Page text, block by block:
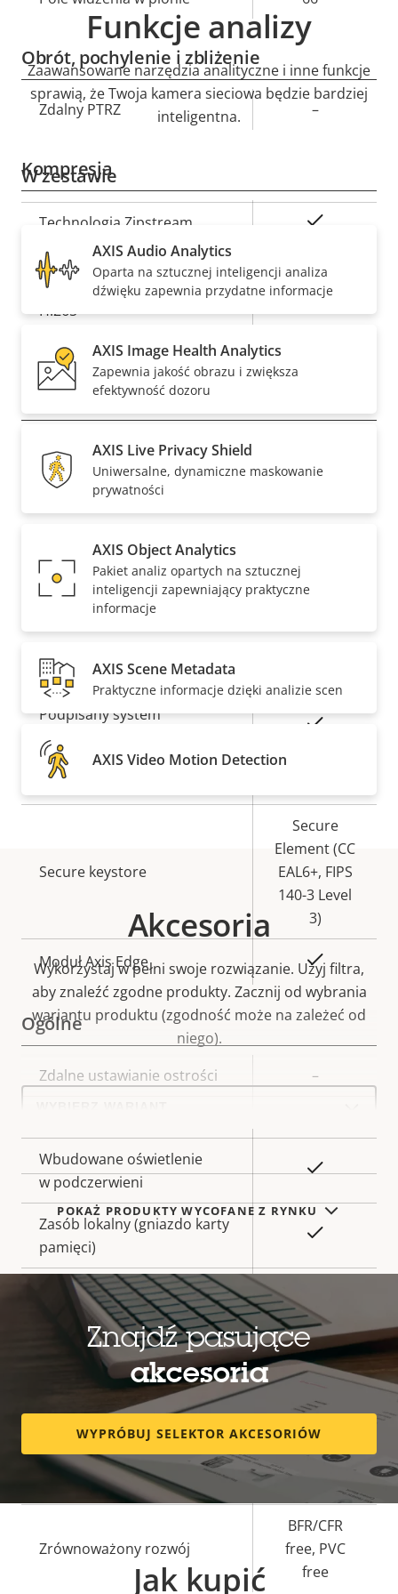
Obrót, pochylenie i zbliżenie
Opis
Wartość
nieruchomości
Zdalny PTRZ –
Kompresja
Opis
nieruchomości
Wartość
nieruchomości
Technologia Zipstream
H.264 High, Main
H.265
AV1
Dźwięk
Opis
nieruchomości
Wartość
nieruchomości
Obsługa dźwięku
Wbudowany mikrofon
Opis
Wartość
Klasa PoE
Bezpieczeństwo
Opis
nieruchomości
Wartość
Podpisany system
operacyjny
Bezpieczne uruchamianie
Secure keystore
Secure
Element (CC
EAL6+, FIPS
140-3 Level
3)
Moduł Axis Edge Tak
Ogólne
Opis
Wartość
Zdalne ustawianie ostrości –
Wbudowane oświetlenie
w podczerwieni
Zasób lokalny (gniazdo karty
pamięci)
Temperatura pracy
Do użytku na zewnątrz –
Klasa odporności na
wandalizm
Klasa IP IP42
Do przemalowywania
Zrównoważony rozwój
BFR/CFR
free, PVC
free
Funkcje analizy
Zaawansowane narzędzia analityczne i inne funkcje
sprawią, że Twoja kamera sieciowa będzie bardziej
inteligentna.
W zestawie
AXIS Audio Analytics
Oparta na sztucznej inteligencji analiza
dźwięku zapewnia przydatne informacje
AXIS Image Health Analytics
Zapewnia jakość obrazu i zwiększa
efektywność dozoru
AXIS Live Privacy Shield
Uniwersalne, dynamiczne maskowanie
prywatności
AXIS Object Analytics
Pakiet analiz opartych na sztucznej
inteligencji zapewniający praktyczne
informacje
AXIS Scene Metadata
Praktyczne informacje dzięki analizie scen
AXIS Video Motion Detection
Akcesoria
Wykorzystaj w pełni swoje rozwiązanie. Użyj filtra,
aby znaleźć zgodne produkty. Zacznij od wybrania
wariantu produktu (zgodność może na zależeć od
niego).
Select
variant:
POKAŻ PRODUKTY WYCOFANE Z RYNKU
Znajdź pasujące
akcesoria
WYPRÓBUJ SELEKTOR AKCESORIÓW
Jak kupić